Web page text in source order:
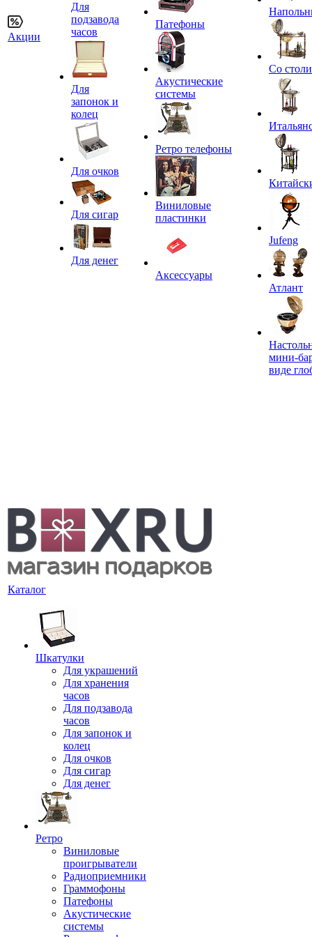
Акции
Для
подзавода
часов
Для
запонок и
колец
Для очков
Для сигар
Для денег
Патефоны
Акустические
системы
Ретро телефоны
Виниловые
пластинки
Аксессуары
Со
Jufeng
Атлант
мини-
виде
Каталог
Шкатулки
Для украшений
Для хранения
часов
Для подзавода
часов
Для запонок и
колец
Для очков
Для сигар
Для денег
Ретро
Виниловые
проигрыватели
Радиоприемники
Граммофоны
Патефоны
Акустические
системы